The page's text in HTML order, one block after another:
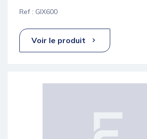
Ref : GIX600
Voir le produit